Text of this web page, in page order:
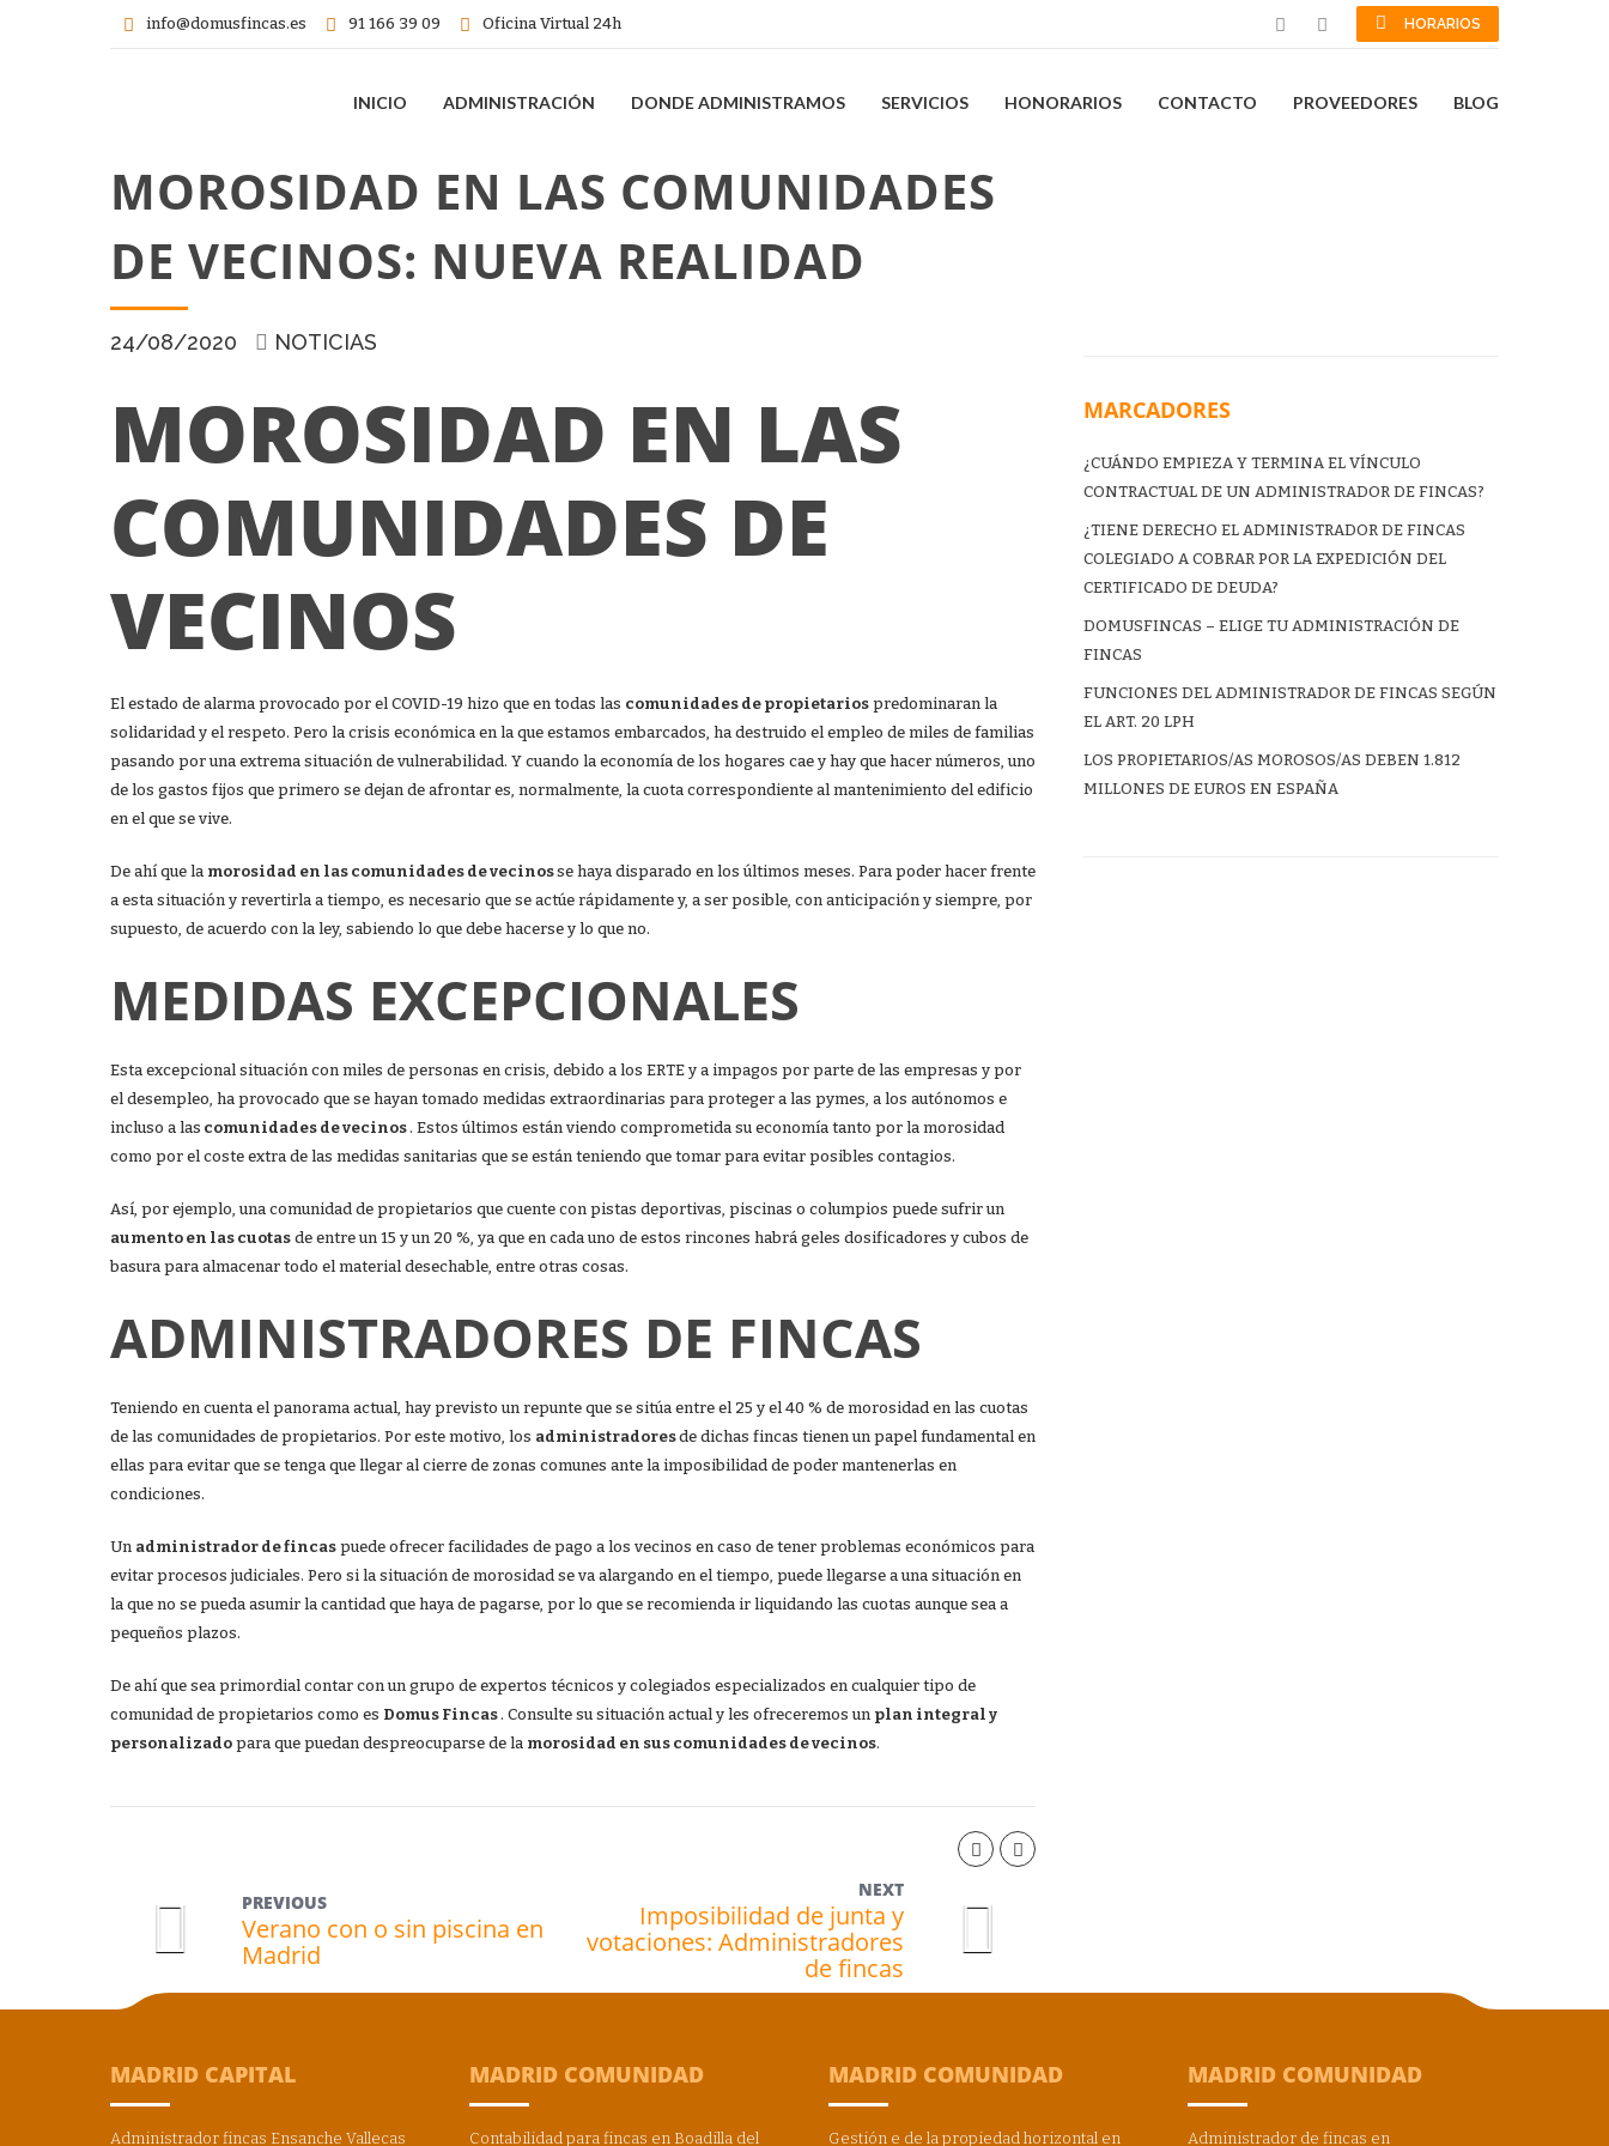
info@domusfincas.es 91 166 39 09 Oficina Virtual 24h HORARIOS
INICIO ADMINISTRACIÓN DONDE ADMINISTRAMOS SERVICIOS HONORARIOS CONTACTO PROVEEDORES BLOG
MOROSIDAD EN LAS COMUNIDADES
DE VECINOS: NUEVA REALIDAD
24/08/2020 NOTICIAS
MOROSIDAD EN LAS
COMUNIDADES DE
VECINOS
El estado de alarma provocado por el COVID-19 hizo que en todas las comunidades de propietarios predominaran la
solidaridad y el respeto. Pero la crisis económica en la que estamos embarcados, ha destruido el empleo de miles de familias
pasando por una extrema situación de vulnerabilidad. Y cuando la economía de los hogares cae y hay que hacer números, uno
de los gastos fijos que primero se dejan de afrontar es, normalmente, la cuota correspondiente al mantenimiento del edificio
en el que se vive.
De ahí que la morosidad en las comunidades de vecinosse haya disparado en los últimos meses. Para poder hacer frente
a esta situación y revertirla a tiempo, es necesario que se actúe rápidamente y, a ser posible, con anticipación y siempre, por
supuesto, de acuerdo con la ley, sabiendo lo que debe hacerse y lo que no.
MEDIDAS EXCEPCIONALES
Esta excepcional situación con miles de personas en crisis, debido a los ERTE y a impagos por parte de las empresas y por
el desempleo, ha provocado que se hayan tomado medidas extraordinarias para proteger a las pymes, a los autónomos e
incluso a las comunidades de vecinos. Estos últimos están viendo comprometida su economía tanto por la morosidad
como por el coste extra de las medidas sanitarias que se están teniendo que tomar para evitar posibles contagios.
Así, por ejemplo, una comunidad de propietarios que cuente con pistas deportivas, piscinas o columpios puede sufrir un
aumento en las cuotas de entre un 15 y un 20 %, ya que en cada uno de estos rincones habrá geles dosificadores y cubos de
basura para almacenar todo el material desechable, entre otras cosas.
ADMINISTRADORES DE FINCAS
Teniendo en cuenta el panorama actual, hay previsto un repunte que se sitúa entre el 25 y el 40 % de morosidad en las cuotas
de las comunidades de propietarios. Por este motivo, los administradoresde dichas fincas tienen un papel fundamental en
ellas para evitar que se tenga que llegar al cierre de zonas comunes ante la imposibilidad de poder mantenerlas en
condiciones.
Un administrador de fincas puede ofrecer facilidades de pago a los vecinos en caso de tener problemas económicos para
evitar procesos judiciales. Pero si la situación de morosidad se va alargando en el tiempo, puede llegarse a una situación en
la que no se pueda asumir la cantidad que haya de pagarse, por lo que se recomienda ir liquidando las cuotas aunque sea a
pequeños plazos.
De ahí que sea primordial contar con un grupo de expertos técnicos y colegiados especializados en cualquier tipo de
comunidad de propietarios como es Domus Fincas. Consulte su situación actual y les ofreceremos un plan integral y
personalizado para que puedan despreocuparse de la morosidad en sus comunidades de vecinos.
PREVIOUS
Verano con o sin piscina en
Madrid
NEXT
Imposibilidad de junta y
votaciones: Administradores
de fincas
MARCADORES
¿CUÁNDO EMPIEZA Y TERMINA EL VÍNCULO
CONTRACTUAL DE UN ADMINISTRADOR DE FINCAS?
¿TIENE DERECHO EL ADMINISTRADOR DE FINCAS
COLEGIADO A COBRAR POR LA EXPEDICIÓN DEL
CERTIFICADO DE DEUDA?
DOMUSFINCAS – ELIGE TU ADMINISTRACIÓN DE
FINCAS
FUNCIONES DEL ADMINISTRADOR DE FINCAS SEGÚN
EL ART. 20 LPH
LOS PROPIETARIOS/AS MOROSOS/AS DEBEN 1.812
MILLONES DE EUROS EN ESPAÑA
MADRID CAPITAL
Administrador fincas Ensanche Vallecas
MADRID COMUNIDAD
Contabilidad para fincas en Boadilla del
MADRID COMUNIDAD
Gestión e de la propiedad horizontal en
MADRID COMUNIDAD
Administrador de fincas en